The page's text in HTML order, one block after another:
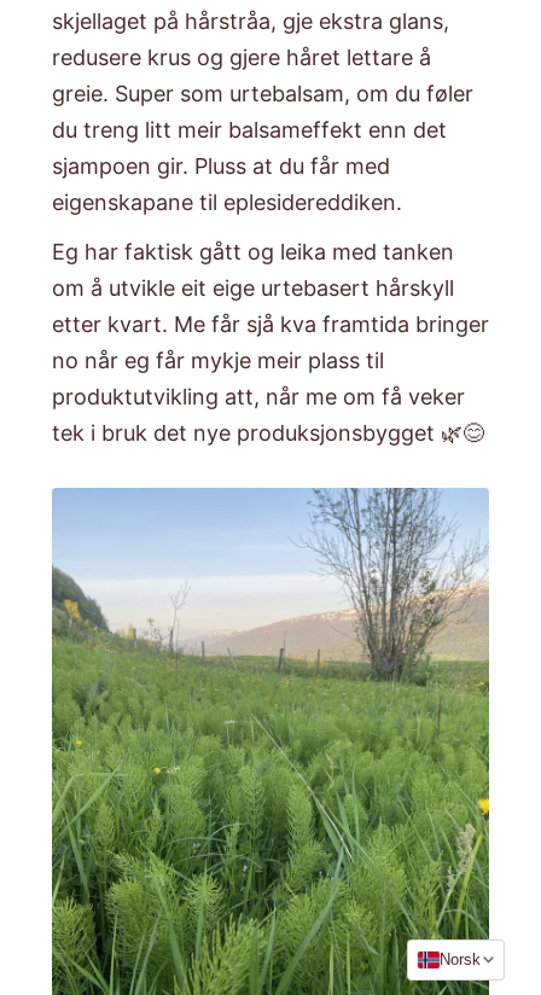
skjellaget på hårstråa, gje ekstra glans,
redusere krus og gjere håret lettare å
greie. Super som urtebalsam, om du føler
du treng litt meir balsameffekt enn det
sjampoen gir. Pluss at du får med
eigenskapane til eplesidereddiken.
​Eg har faktisk gått og leika med tanken
om å utvikle eit eige urtebasert hårskyll
etter kvart. Me får sjå kva framtida bringer
no når eg får mykje meir plass til
produktutvikling att, når me om få veker
tek i bruk det nye produksjonsbygget 🌿😊
SpråkNorsk